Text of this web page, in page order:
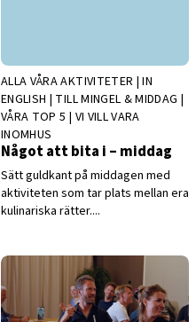
ALLA VÅRA AKTIVITETER | IN
ENGLISH | TILL MINGEL & MIDDAG |
VÅRA TOP 5 | VI VILL VARA
INOMHUS
Något att bita i – middag
Sätt guldkant på middagen med
aktiviteten som tar plats mellan era
kulinariska rätter....